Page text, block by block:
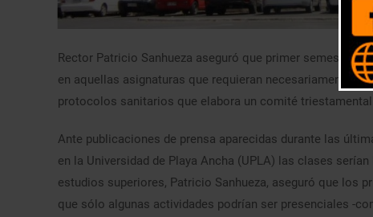
Rector Patricio Sanhueza aseguró que primer semestre
en aquellas asignaturas que requieran necesariamente
protocolos sanitarios que elabora un comité triestamental.
Ante publicaciones de prensa aparecidas durante las
en la Universidad de Playa Ancha (UPLA) las clases
estudios superiores, Patricio Sanhueza, aseguró que los
que sólo algunas actividades podrían ser presenciales -